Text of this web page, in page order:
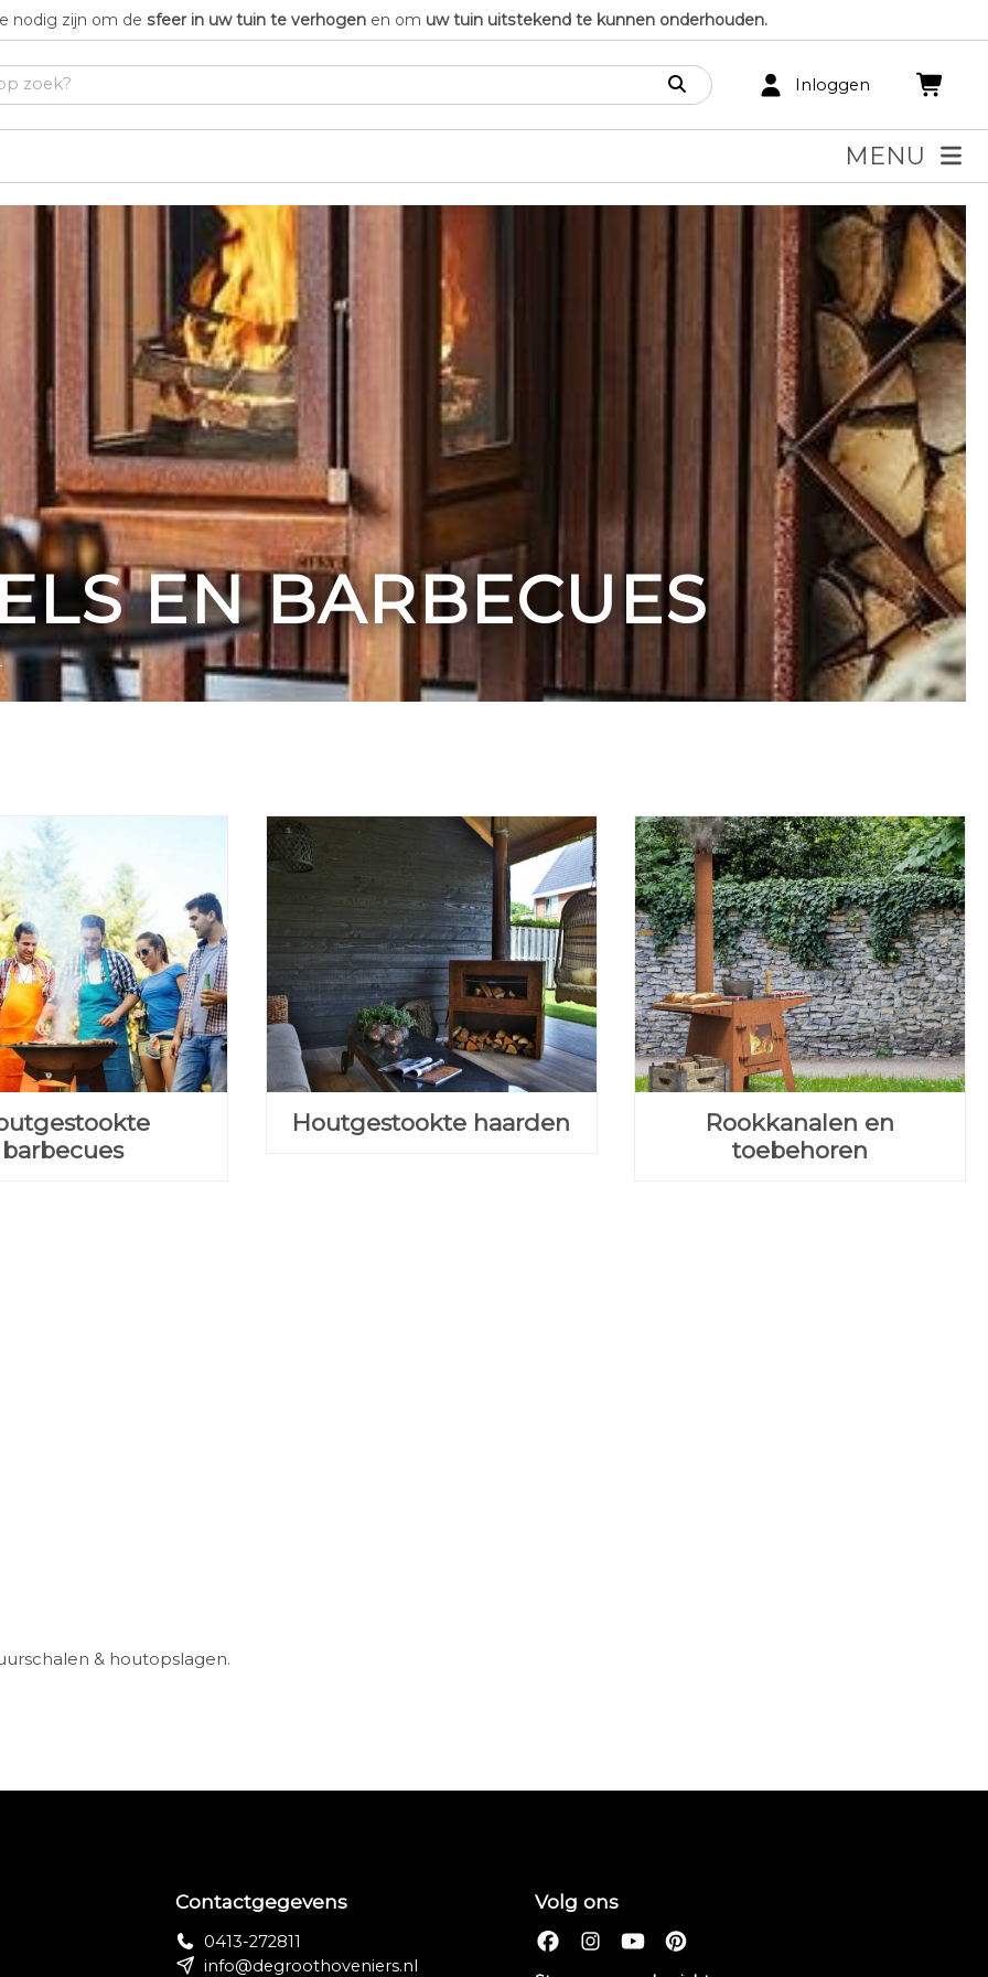
nodig zijn om de sfeer in uw tuin te verhogen en om uw tuin uitstekend te kunnen onderhouden.
Inloggen
MENU
EN BARBECUES
barbecues
Houtgestookte haarden
Rookkanalen en
toebehoren
& houtopslagen.
Contactgegevens
0413-272811
info@degroothoveniers.nl
Volg ons